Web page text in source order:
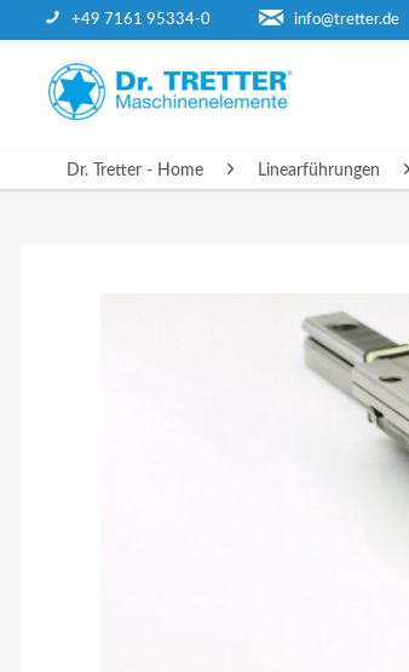
+49 7161 95334-0 info@tretter.de
Dr. Tretter - Home Linearführungen
DR. TRETTER - HOME